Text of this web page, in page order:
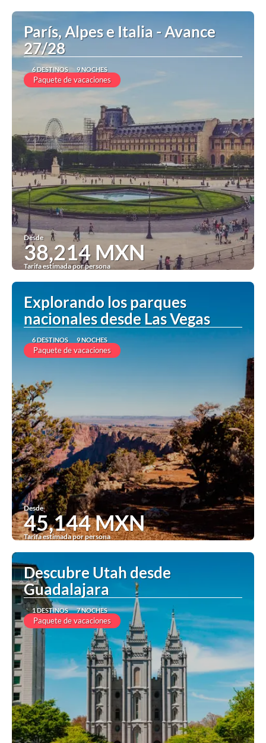
Ver
París, Alpes e Italia - Avance
27/28
6 DESTINOS 9 NOCHES
Paquete de vacaciones
Desde
38,214 MXN
Tarifa estimada por persona
Ver
Explorando los parques
nacionales desde Las Vegas
6 DESTINOS 9 NOCHES
Paquete de vacaciones
Desde
45,144 MXN
Tarifa estimada por persona
Ver
Descubre Utah desde
Guadalajara
1 DESTINOS 7 NOCHES
Paquete de vacaciones